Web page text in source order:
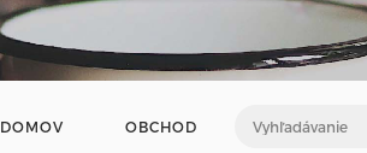
DOMOV OBCHOD